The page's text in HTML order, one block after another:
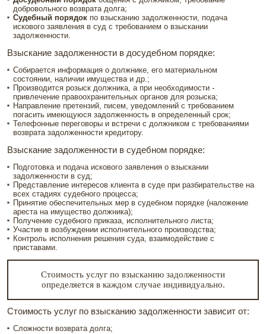
добровольного возврата долга;
Судебный порядок по взысканию задолженности, подача
искового заявления в суд с требованием о взыскании
задолженности.
Взыскание задолженности в досудебном порядке:
Собирается информация о должнике, его материальном
состоянии, наличии имущества и др.;
Производится розыск должника, а при необходимости -
привлечение правоохранительных органов для розыска;
Направление претензий, писем, уведомлений с требованием
погасить имеющуюся задолженность в определенный срок;
Телефонные переговоры и встречи с должником с требованиями
возврата задолженности кредитору.
Взыскание задолженности в судебном порядке:
Подготовка и подача искового заявления о взыскании
задолженности в суд;
Представление интересов клиента в суде при разбирательстве на
всех стадиях судебного процесса;
Принятие обеспечительных мер в судебном порядке (наложение
ареста на имущество должника);
Получение судебного приказа, исполнительного листа;
Участие в возбуждении исполнительного производства;
Контроль исполнения решения суда, взаимодействие с
приставами.
Стоимость услуг по взысканию задолженности
определяется в каждом случае индивидуально.
Стоимость услуг по взысканию задолженности зависит от:
Сложности возврата долга;